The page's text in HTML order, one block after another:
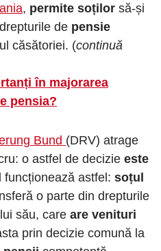
, permite soților să-și
de pensie
căsătoriei. (continuă
în majorarea
pensia?
Bund (DRV) atrage
o astfel de decizie este
funcționează astfel: soțul
o parte din drepturile
său, care are venituri
prin decizie comună la